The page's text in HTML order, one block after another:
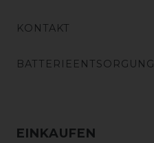
KONTAKT
BATTERIEENTSORGUNG
EINKAUFEN